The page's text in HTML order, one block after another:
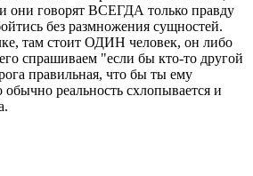
они говорят ВСЕГДА только правду
без размножения сущностей.
там стоит ОДИН человек, он либо
спрашиваем "если бы кто-то другой
правильная, что бы ты ему
обычно реальность схлопывается и